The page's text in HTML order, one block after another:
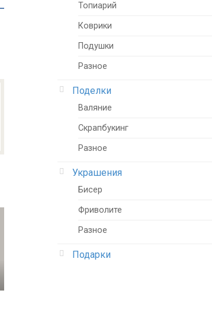
Топиарий
Коврики
Подушки
Разное
Поделки
Валяние
Скрапбукинг
Разное
Украшения
Бисер
Фриволите
Разное
Подарки